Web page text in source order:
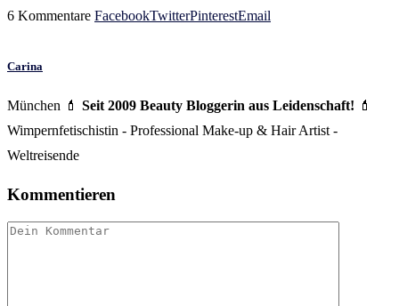
6 Kommentare FacebookTwitterPinterestEmail
Carina
München 💄 Seit 2009 Beauty Bloggerin aus Leidenschaft! 💄
Wimpernfetischistin - Professional Make-up & Hair Artist -
Weltreisende
Kommentieren